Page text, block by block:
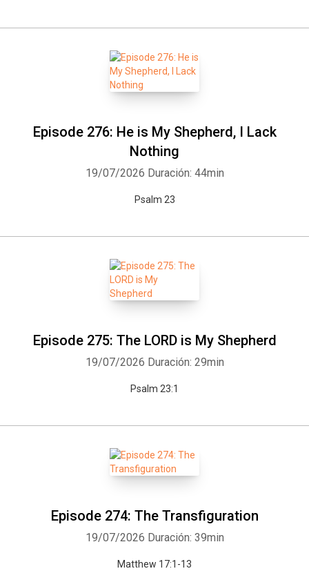
Episode 276: He is My Shepherd, I Lack
Nothing
19/07/2026 Duración: 44min
Psalm 23
Episode 275: The LORD is My Shepherd
19/07/2026 Duración: 29min
Psalm 23:1
Episode 274: The Transfiguration
19/07/2026 Duración: 39min
Matthew 17:1-13